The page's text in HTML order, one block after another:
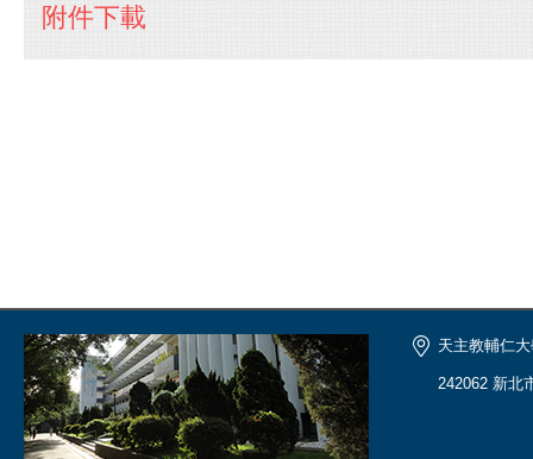
附件下載
天主教輔仁
242062 新北